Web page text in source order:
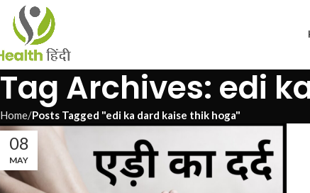
Tag Archives: edi
Home Posts Tagged "edi ka dard kaise thik hoga"
08
MAY